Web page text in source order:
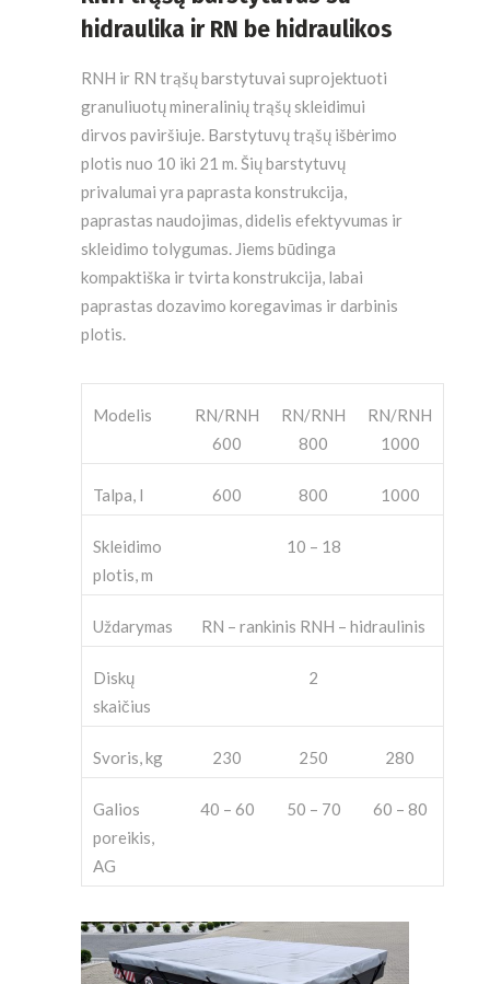
hidraulika ir RN be hidraulikos
RNH ir RN trąšų barstytuvai suprojektuoti
granuliuotų mineralinių trąšų skleidimui
dirvos paviršiuje. Barstytuvų trąšų išbėrimo
plotis nuo 10 iki 21 m. Šių barstytuvų
privalumai yra paprasta konstrukcija,
paprastas naudojimas, didelis efektyvumas ir
skleidimo tolygumas. Jiems būdinga
kompaktiška ir tvirta konstrukcija, labai
paprastas dozavimo koregavimas ir darbinis
plotis.
Modelis
RN/RNH
600
RN/RNH
800
RN/RNH
1000
Talpa, l 600 800 1000
Skleidimo
plotis, m
10 – 18
Uždarymas RN – rankinis RNH – hidraulinis
Diskų
skaičius
2
Svoris, kg 230 250 280
Galios
poreikis,
AG
40 – 60 50 – 70 60 – 80